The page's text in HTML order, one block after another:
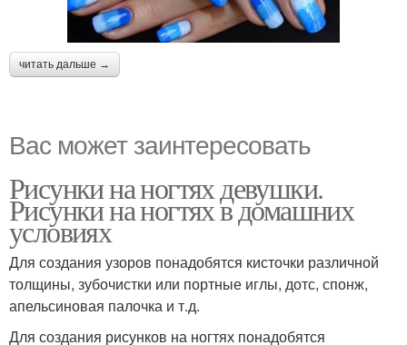
читать дальше →
Вас может заинтересовать
Рисунки на ногтях девушки.
Рисунки на ногтях в домашних
условиях
Для создания узоров понадобятся кисточки различной
толщины, зубочистки или портные иглы, дотс, спонж,
апельсиновая палочка и т.д.
Для создания рисунков на ногтях понадобятся